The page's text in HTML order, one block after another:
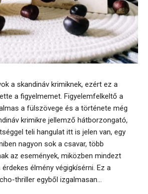
a skandináv krimiknek, ezért ez a
a figyelmemet. Figyelemfelkeltő a
a fülszövege és a története még
krimikre jellemző hátborzongató,
teli hangulat itt is jelen van, egy
nagyon sok a csavar, több
az események, miközben mindezt
élmény végigkísérni. Ez a
thriller egyből izgalmasan...